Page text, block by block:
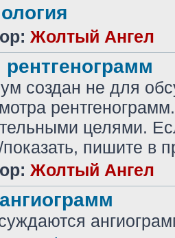
Жолтый Ангел
создан не для
целями.
показать, пишите
Жолтый Ангел